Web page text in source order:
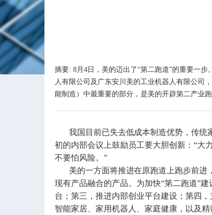
摘要: 8月4日，美的迈出了“第二跑道”的重要一
人有限公司及广东安川美的工业机器人有限公司
能制造）中最重要的部分，是美的开辟第二产业跑
我国目前已失去低成本制造优势，传
初的内部会议上鼓励员工要大胆创新：“大
不要怕风险。”
美的一方面将推进在原跑道上跑步前进
现有产品融合的产品。为加快“第二跑道”
台；第三，推进内部创业平台建设；第四
智能家居、家用机器人、家庭健康，以及精